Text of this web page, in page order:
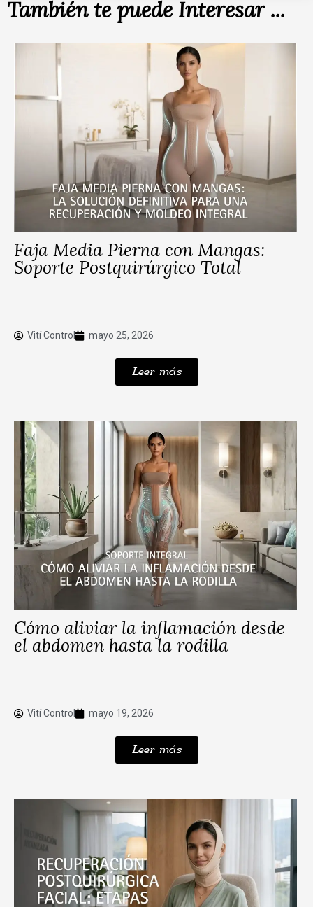
También te puede Interesar ...
Faja Media Pierna con Mangas:
Soporte Postquirúrgico Total
Vití Control mayo 25, 2026
Leer más
Cómo aliviar la inflamación desde
el abdomen hasta la rodilla
Vití Control mayo 19, 2026
Leer más